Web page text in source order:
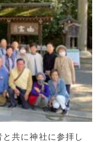
共に神社に参拝し